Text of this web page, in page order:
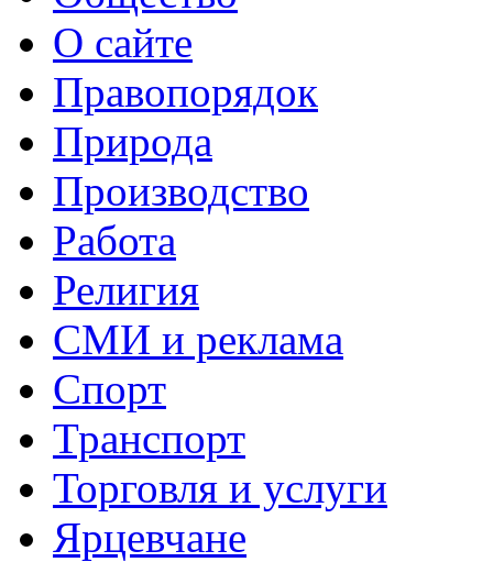
О сайте
Правопорядок
Природа
Производство
Работа
Религия
СМИ и реклама
Спорт
Транспорт
Торговля и услуги
Ярцевчане